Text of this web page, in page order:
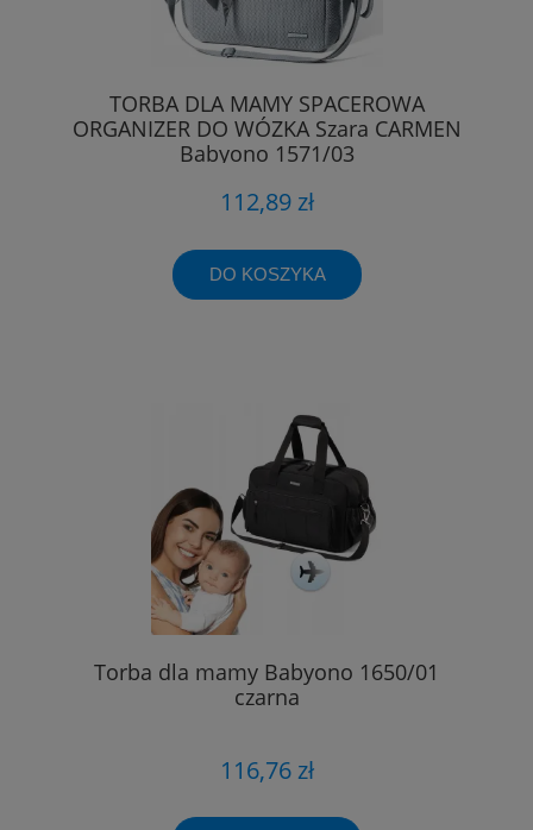
TORBA DLA MAMY SPACEROWA
ORGANIZER DO WÓZKA Szara CARMEN
Babyono 1571/03
112,89 zł
DO KOSZYKA
Torba dla mamy Babyono 1650/01
czarna
116,76 zł